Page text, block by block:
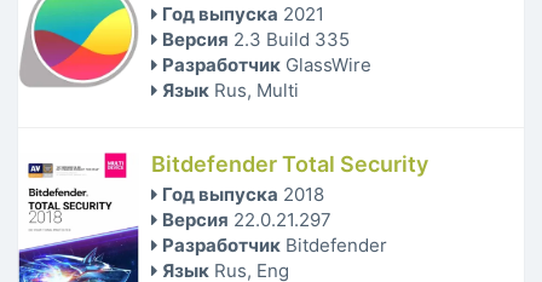
Год выпуска 2021
Версия 2.3 Build 335
Разработчик GlassWire
Язык Rus, Multi
Bitdefender Total Security
Год выпуска 2018
Версия 22.0.21.297
Разработчик Bitdefender
Язык Rus, Eng